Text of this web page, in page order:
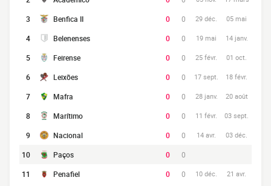
3 Benfica II 0 0 29 déc. 05 mai
4 Belenenses 0 0 19 mai 14 janv.
5 Feirense 0 0 25 févr. 01 oct.
6 Leixões 0 0 17 sept. 18 févr.
7 Mafra 0 0 28 janv. 20 août
8 Marítimo 0 0 11 févr. 03 sept.
9 Nacional 0 0 14 avr. 03 déc.
10 Paços 0
0
11
Penafiel 0 0 10 déc. 21 avr.